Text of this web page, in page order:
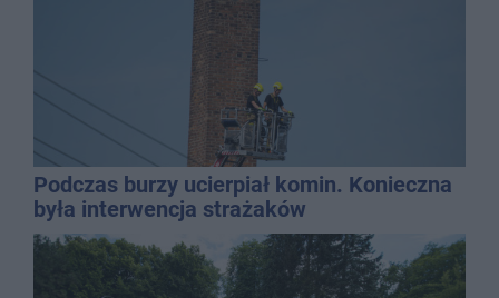
Podczas burzy ucierpiał komin. Konieczna
była interwencja strażaków